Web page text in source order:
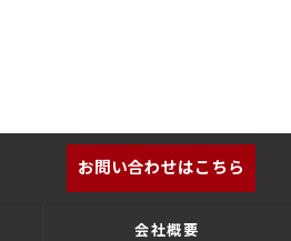
お問い合わせはこちら
会社概要